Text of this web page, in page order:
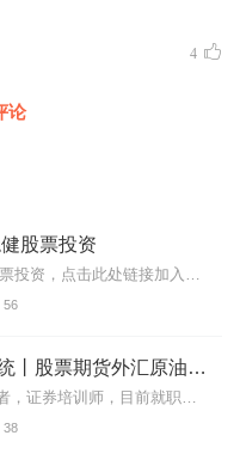
4
论
股票投资
构建股市交易系统|稳健股票投资，点击此处链接加入主播淘金吧XiMi团畅听更多精彩内容！交易系统是指在交易市场中能实现稳定赢利的一套规则。它包括科学的资金管理，有...
56
构建你自己的交易系统丨股票期货外汇原油的盈利系统
作者简介师建，资深投资者，证券培训师，目前就职于某大型券商。入市多年，实战经验丰富，拥有一套高成功率的交易系统，无论是股票、期货均能实现稳定盈利。多次指导客户成...
38